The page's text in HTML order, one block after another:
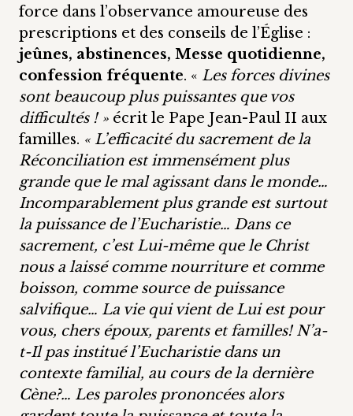
force dans l’observance amoureuse des
prescriptions et des conseils de l’Église :
jeûnes, abstinences, Messe quotidienne,
confession fréquente. « Les forces divines
sont beaucoup plus puissantes que vos
difficultés ! » écrit le Pape Jean-Paul II aux
familles. « L’efficacité du sacrement de la
Réconciliation est immensément plus
grande que le mal agissant dans le monde…
Incomparablement plus grande est surtout
la puissance de l’Eucharistie… Dans ce
sacrement, c’est Lui-même que le Christ
nous a laissé comme nourriture et comme
boisson, comme source de puissance
salvifique… La vie qui vient de Lui est pour
vous, chers époux, parents et familles! N’a-
t-Il pas institué l’Eucharistie dans un
contexte familial, au cours de la dernière
Cène?… Les paroles prononcées alors